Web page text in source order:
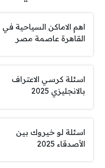
اهم الاماكن السياحية في
القاهرة عاصمة مصر
اسئلة كرسي الاعتراف
بالانجليزي 2025
اسئلة لو خيروك بين
الأصدقاء 2025